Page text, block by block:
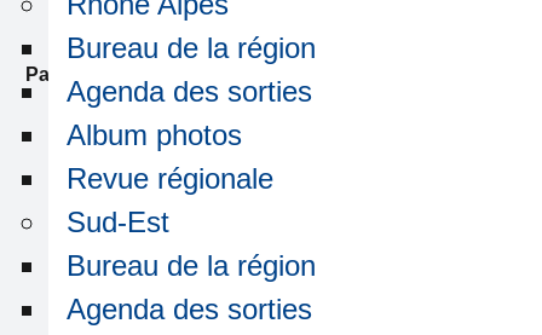
Bureau de la région
Agenda des sorties
Album photos
Revue régionale
Sud-Est
Bureau de la région
Agenda des sorties
arec.com
Par courrier
Tertiaire IDF
Bâtiment IN DEFENSE, 2313-2323 boulevard de la
92000 NANTERRE
Régions